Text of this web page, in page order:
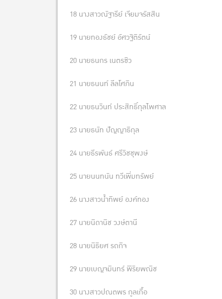
18 นางสาวณัฐารีย์ เจียมจรัสสิน
19 นายทองธัชย์ อัศวฐิติรัตน์
20 นายธนกร เนตรซิว
21 นายธนนท์ ลีลโศภิน
22 นายธนวินท์ ประสิทธิ์กุลไพศาล
23 นายธนัท ปัญญาธิกุล
24 นายธีรพันธ์ ศรีวิชชุพงษ์
25 นายนนทนัน ทวีเพิ่มทรัพย์
26 นางสาวน้ำทิพย์ องค์ทอง
27 นายนิดานิช วงษ์ตานี
28 นายนิธิยศ รถกิจ
29 นายเบญจมินทร์ พิริยพณิช
30 นางสาวปณตพร กูลเกื้อ